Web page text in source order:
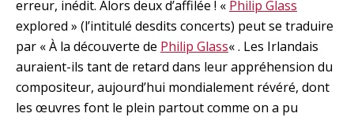
erreur, inédit. Alors deux d’affilée ! « Philip Glass
explored » (l’intitulé desdits concerts) peut se traduire
par « À la découverte de Philip Glass« . Les Irlandais
auraient-ils tant de retard dans leur appréhension du
compositeur, aujourd’hui mondialement révéré, dont
les œuvres font le plein partout comme on a pu